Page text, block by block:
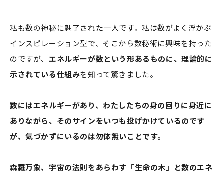
私も数の神秘に魅了された一人です。私は数がよく浮かぶ
インスピレーション型で、そこから数秘術に興味を持った
のですが、 エネルギーが数という形あるものに、理論的に
示されている仕組みを知って驚きました。
数にはエネルギーがあり、わたしたちの身の回りに身近に
ありながら、そのサインをいつも投げかけているのです
が、気づかずにいるのは勿体無いことです。
森羅万象、宇宙の法則をあらわす「生命の木」と数のエネ